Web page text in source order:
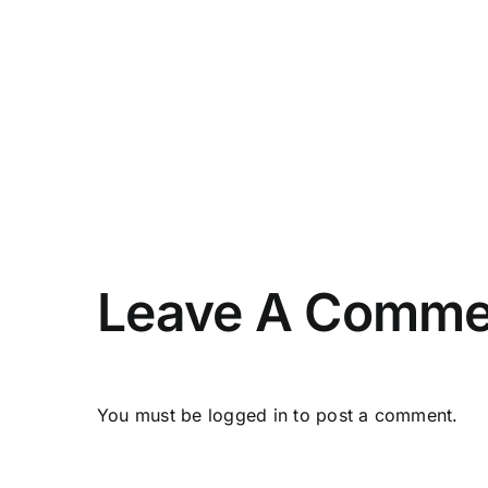
Leave A
You must be logged in to post a comment.